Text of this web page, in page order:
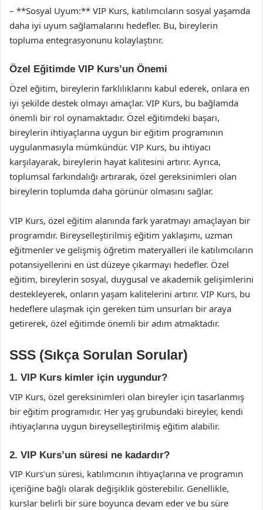
– **Sosyal Uyum:** VIP Kurs, katılımcıların sosyal yaşamda
daha iyi uyum sağlamalarını hedefler. Bu, bireylerin
topluma entegrasyonunu kolaylaştırır.
Özel Eğitimde VIP Kurs’un Önemi
Özel eğitim, bireylerin farklılıklarını kabul ederek, onlara en
iyi şekilde destek olmayı amaçlar. VIP Kurs, bu bağlamda
önemli bir rol oynamaktadır. Özel eğitimdeki başarı,
bireylerin ihtiyaçlarına uygun bir eğitim programının
uygulanmasıyla mümkündür. VIP Kurs, bu ihtiyacı
karşılayarak, bireylerin hayat kalitesini artırır. Ayrıca,
toplumsal farkındalığı artırarak, özel gereksinimleri olan
bireylerin toplumda daha görünür olmasını sağlar.
VIP Kurs, özel eğitim alanında fark yaratmayı amaçlayan bir
programdır. Bireyselleştirilmiş eğitim yaklaşımı, uzman
eğitmenler ve gelişmiş öğretim materyalleri ile katılımcıların
potansiyellerini en üst düzeye çıkarmayı hedefler. Özel
eğitim, bireylerin sosyal, duygusal ve akademik gelişimlerini
destekleyerek, onların yaşam kalitelerini artırır. VIP Kurs, bu
hedeflere ulaşmak için gereken tüm unsurları bir araya
getirerek, özel eğitimde önemli bir adım atmaktadır.
SSS (Sıkça Sorulan Sorular)
1. VIP Kurs kimler için uygundur?
VIP Kurs, özel gereksinimleri olan bireyler için tasarlanmış
bir eğitim programıdır. Her yaş grubundaki bireyler, kendi
ihtiyaçlarına uygun bireyselleştirilmiş eğitim alabilir.
2. VIP Kurs’un süresi ne kadardır?
VIP Kurs’un süresi, katılımcının ihtiyaçlarına ve programın
içeriğine bağlı olarak değişiklik gösterebilir. Genellikle,
kurslar belirli bir süre boyunca devam eder ve bu süre